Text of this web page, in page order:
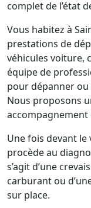
complet de l’état
Vous habitez à
prestations de
véhicules voiture,
équipe de
pour dépanner
Nous proposons
accompagnement
Une fois devant
procède au
s’agit d’une
carburant ou
sur place.